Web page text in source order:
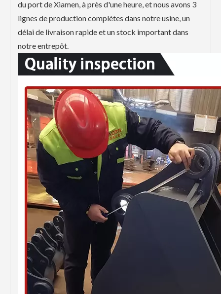
du port de Xiamen, à près d'une heure, et nous avons 3
lignes de production complètes dans notre usine, un
délai de livraison rapide et un stock important dans
notre entrepôt.